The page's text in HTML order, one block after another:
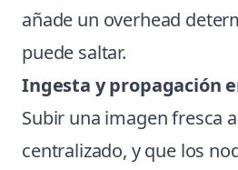
añade un overhead
puede saltar.
Ingesta y propagación
Subir una imagen fresca
centralizado, y que los